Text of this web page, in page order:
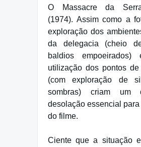
O Massacre da
(1974). Assim como a
exploração dos
da delegacia (cheio
baldios
utilização dos pontos
(com exploração de
sombras) criam um
desolação essencial
do filme.
Ciente que a situação